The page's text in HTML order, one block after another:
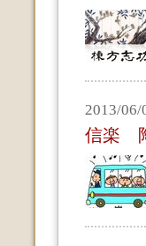
2013/
信楽